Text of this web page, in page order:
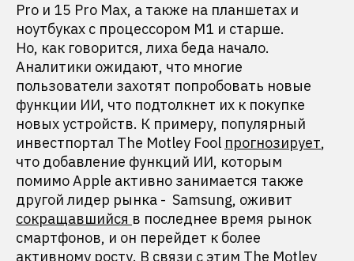
Pro и 15 Pro Max, а также на планшетах и
ноутбуках с процессором М1 и старше.
Но, как говорится, лиха беда начало.
Аналитики ожидают, что многие
пользователи захотят попробовать новые
функции ИИ, что подтолкнет их к покупке
новых устройств. К примеру, популярный
инвестпортал The Motley Fool прогнозирует,
что добавление функций ИИ, которым
помимо Apple активно занимается также
другой лидер рынка - Samsung, оживит
сокращавшийся в последнее время рынок
смартфонов, и он перейдет к более
активному росту. В связи с этим The Motley